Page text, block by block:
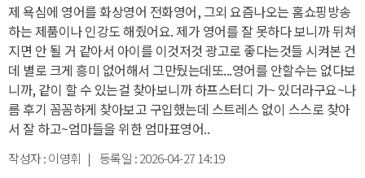
제 욕심에 영어를 화상영어 전화영어, 그외 요즘나오는 홈쇼핑방송
하는 제품이나 인강도 해줬어요. 제가 영어를 잘 못하다 보니까 뒤쳐
지면 안 될 거 같아서 아이를 이것저것 광고로 좋다는것들 시켜본 건
데 별로 크게 흥미 없어해서 그만뒀는데또...영어를 안할수는 없다보
니까, 같이 할 수 있는걸 찾아보니까 하프스터디 가~ 있더라구요~나
름 후기 꼼꼼하게 찾아보고 구입했는데 스트레스 없이 스스로 찾아
서 잘 하고~엄마들을 위한 엄마표영어..
작성자 :이영휘 | 등록일 :2026-04-27 14:19